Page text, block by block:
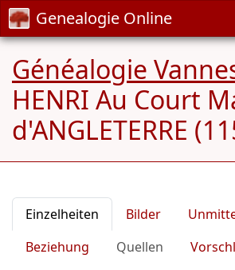
Genealogie Online
Généalogie
HENRI Au Court
d'ANGLETERRE
Einzelheiten Bilder
Beziehung
Quellen